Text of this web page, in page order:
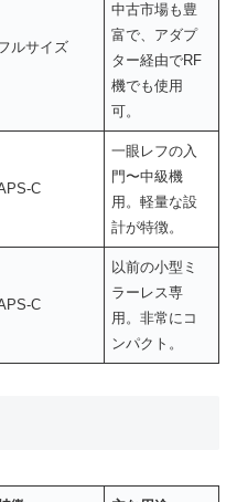
ルサイズ
中古市場も豊
富で、アダプ
ター経由でRF
機でも使用
可。
C
一眼レフの入
門〜中級機
用。軽量な設
計が特徴。
C
以前の小型ミ
ラーレス専
用。非常にコ
ンパクト。